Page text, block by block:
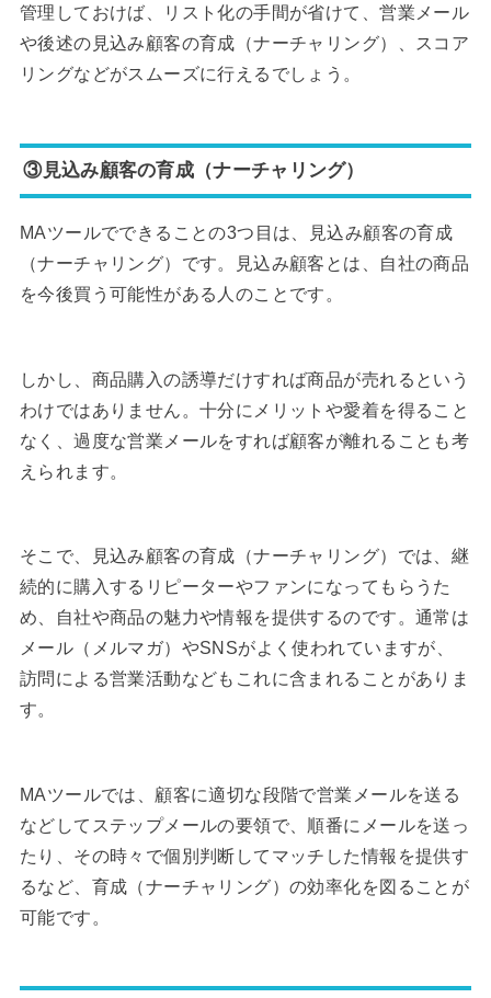
管理しておけば、リスト化の手間が省けて、営業メール
や後述の見込み顧客の育成（ナーチャリング）、スコア
リングなどがスムーズに行えるでしょう。
③見込み顧客の育成（ナーチャリング）
MAツールでできることの3つ目は、見込み顧客の育成
（ナーチャリング）です。見込み顧客とは、自社の商品
を今後買う可能性がある人のことです。
しかし、商品購入の誘導だけすれば商品が売れるという
わけではありません。十分にメリットや愛着を得ること
なく、過度な営業メールをすれば顧客が離れることも考
えられます。
そこで、見込み顧客の育成（ナーチャリング）では、継
続的に購入するリピーターやファンになってもらうた
め、自社や商品の魅力や情報を提供するのです。通常は
メール（メルマガ）やSNSがよく使われていますが、
訪問による営業活動などもこれに含まれることがありま
す。
MAツールでは、顧客に適切な段階で営業メールを送る
などしてステップメールの要領で、順番にメールを送っ
たり、その時々で個別判断してマッチした情報を提供す
るなど、育成（ナーチャリング）の効率化を図ることが
可能です。